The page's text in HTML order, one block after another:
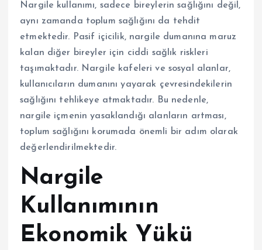
Nargile kullanımı, sadece bireylerin sağlığını değil,
aynı zamanda toplum sağlığını da tehdit
etmektedir. Pasif içicilik, nargile dumanına maruz
kalan diğer bireyler için ciddi sağlık riskleri
taşımaktadır. Nargile kafeleri ve sosyal alanlar,
kullanıcıların dumanını yayarak çevresindekilerin
sağlığını tehlikeye atmaktadır. Bu nedenle,
nargile içmenin yasaklandığı alanların artması,
toplum sağlığını korumada önemli bir adım olarak
değerlendirilmektedir.
Nargile
Kullanımının
Ekonomik Yükü